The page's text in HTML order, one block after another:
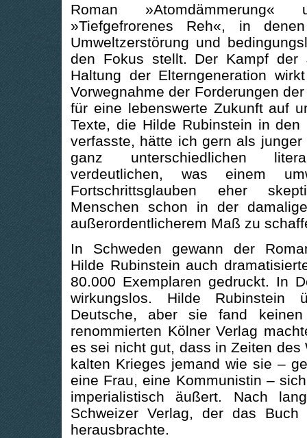
Roman
»Tiefgefrorenes Reh«, in
Umweltzerstörung und
den Fokus stellt. Der Kampf der
Haltung der Elterngeneration
Vorwegnahme der Forderungen
für eine lebenswerte Zukunft auf
Texte, die Hilde Rubinstein in
verfasste, hätte ich gern als
ganz unterschiedlichen
verdeutlichen, was einem
Fortschrittsglauben eher
Menschen schon in der
außerordentlicherem Maß zu
In Schweden gewann der
Hilde Rubinstein auch
80.000 Exemplaren gedruckt. In
wirkungslos. Hilde Rubinstein
Deutsche, aber sie fand
renommierten Kölner Verlag
es sei nicht gut, dass in Zeiten des
kalten Krieges jemand wie sie –
eine Frau, eine Kommunistin –
imperialistisch äußert. Nach
Schweizer Verlag, der das Buch
herausbrachte.